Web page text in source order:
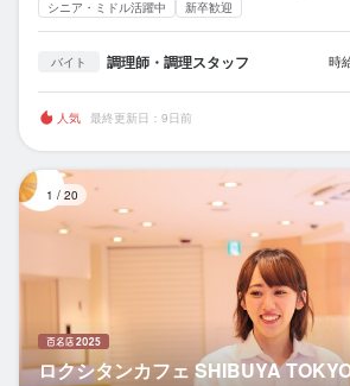
シニア・ミドル活躍中
新卒歓迎
バイト 調理師・調理スタッフ 時
人気 最終更新日：9日前
1 / 20
ロクシタンカフェ SHIBUYA